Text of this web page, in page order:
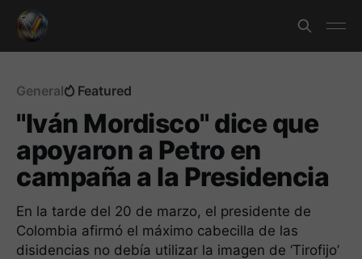
General Featured
"Iván Mordisco" dice que
apoyaron a Petro en
campaña a la Presidencia
En la tarde del 20 de marzo, el presidente de
Colombia afirmó el máximo cabecilla de las
disidencias no debía utilizar la imagen de ‘Tirofijo’